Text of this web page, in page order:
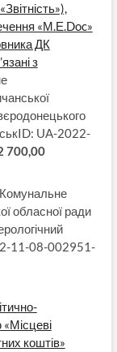
«М.Е.Doc»
ДК
з
UA-2022-
700,00
обласної ради
11-08-002951-
коштів»